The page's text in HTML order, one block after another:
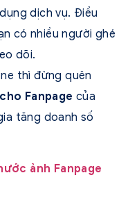
dịch vụ. Điều
có nhiều người ghé
dõi.
thì đừng quên
Fanpage của
tăng doanh số
ảnh Fanpage